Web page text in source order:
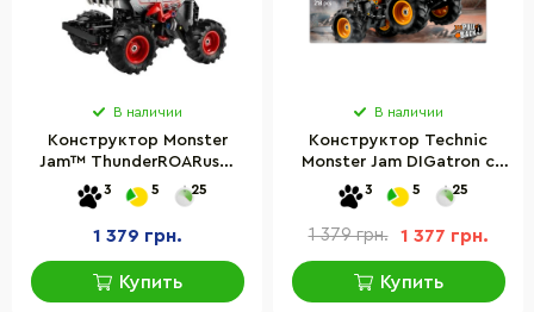
В наличии
Конструктор Monster
Jam™ ThunderROARus™
Инерционный LEGO
42200, 232 деталей
3 5 25
1 379 грн.
Купить
В наличии
Конструктор Technic
Monster Jam DIGatron с
инерционным двигателем
LEGO 42199, 218 деталей
3 5 25
1 379 грн. 1 377 грн.
Купить